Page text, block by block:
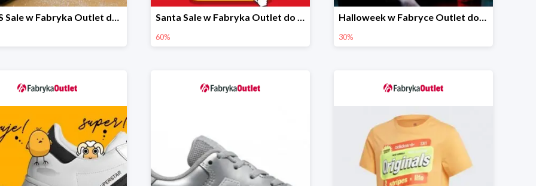
X-MAS Sale w Fabryka Outlet do -60% Santa Sale w Fabryka Outlet do -60%
60%
Halloweek w Fabryce Outlet do -30%
30%